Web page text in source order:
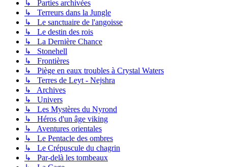
↳ Parties archivées
↳ Terreurs dans la Jungle
↳ Le sanctuaire de l'angoisse
↳ Le destin des rois
↳ La Dernière Chance
↳ Stonehell
↳ Frontières
↳ Piège en eaux troubles à Crystal Waters
↳ Terres de Leyt - Nejshra
↳ Archives
↳ Univers
↳ Les Mystères du Nyrond
↳ Héros d'un âge viking
↳ Aventures orientales
↳ Le Pentacle des ombres
↳ Le Crépuscule du chagrin
↳ Par-delà les tombeaux